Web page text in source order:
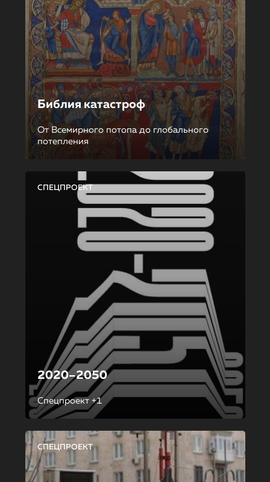
Библия катастроф
От Всемирного потопа до глобального
потепления
СПЕЦПРОЕКТ
2020–2050
Спецпроект +1
СПЕЦПРОЕКТ